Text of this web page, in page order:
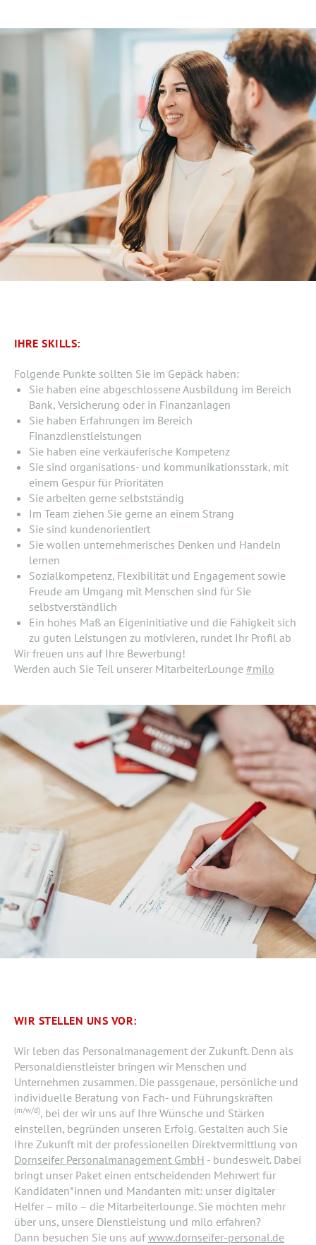
IHRE SKILLS:
Folgende Punkte sollten Sie im Gepäck haben:
Sie haben eine abgeschlossene Ausbildung im Bereich
Bank, Versicherung oder in Finanzanlagen
Sie haben Erfahrungen im Bereich
Finanzdienstleistungen
Sie haben eine verkäuferische Kompetenz
Sie sind organisations- und kommunikationsstark, mit
einem Gespür für Prioritäten
Sie arbeiten gerne selbstständig
Im Team ziehen Sie gerne an einem Strang
Sie sind kundenorientiert
Sie wollen unternehmerisches Denken und Handeln
lernen
Sozialkompetenz, Flexibilität und Engagement sowie
Freude am Umgang mit Menschen sind für Sie
selbstverständlich
Ein hohes Maß an Eigeninitiative und die Fähigkeit sich
zu guten Leistungen zu motivieren, rundet Ihr Profil ab
Wir freuen uns auf Ihre Bewerbung!
Werden auch Sie Teil unserer MitarbeiterLounge #milo
WIR STELLEN UNS VOR:
Wir leben das Personalmanagement der Zukunft. Denn als
Personaldienstleister bringen wir Menschen und
Unternehmen zusammen. Die passgenaue, persönliche und
individuelle Beratung von Fach- und Führungskräften
(m/w/d), bei der wir uns auf Ihre Wünsche und Stärken
einstellen, begründen unseren Erfolg. Gestalten auch Sie
Ihre Zukunft mit der professionellen Direktvermittlung von
Dornseifer Personalmanagement GmbH - bundesweit. Dabei
bringt unser Paket einen entscheidenden Mehrwert für
Kandidaten*innen und Mandanten mit: unser digitaler
Helfer – milo – die Mitarbeiterlounge. Sie möchten mehr
über uns, unsere Dienstleistung und milo erfahren?
Dann besuchen Sie uns aufwww.dornseifer-personal.de